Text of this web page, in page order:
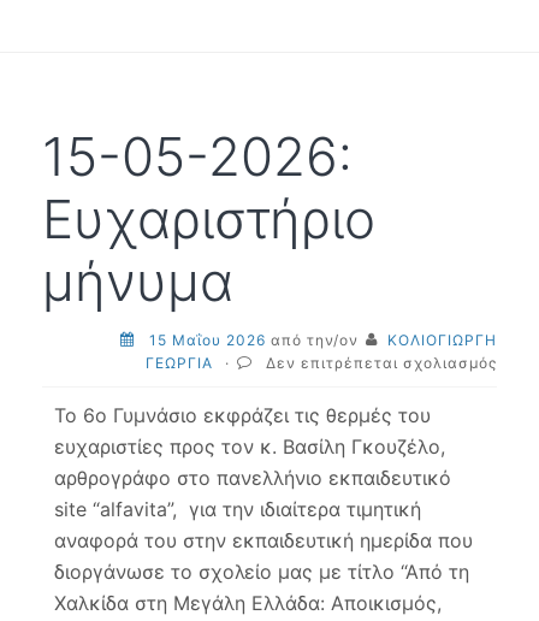
15-05-2026:
Ευχαριστήριο
μήνυμα
15 Μαΐου 2026 από την/ον
ΚΟΛΙΟΓΙΩΡΓΗ
ΓΕΩΡΓΙΑ
· Δεν επιτρέπεται σχολιασμός
Το 6ο Γυμνάσιο εκφράζει τις θερμές του
ευχαριστίες προς τον κ. Βασίλη Γκουζέλο,
αρθρογράφο στο πανελλήνιο εκπαιδευτικό
site “alfavita”, για την ιδιαίτερα τιμητική
αναφορά του στην εκπαιδευτική ημερίδα που
διοργάνωσε το σχολείο μας με τίτλο “Από τη
Χαλκίδα στη Μεγάλη Ελλάδα: Αποικισμός,